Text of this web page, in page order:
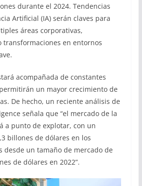
durante el 2024. Tendencias
Artificial (IA) serán claves para
áreas corporativas,
transformaciones en entornos
acompañada de constantes
un mayor crecimiento de
De hecho, un reciente análisis de
señala que “el mercado de la
a punto de explotar, con un
billones de dólares en los
desde un tamaño de mercado de
de dólares en 2022”.